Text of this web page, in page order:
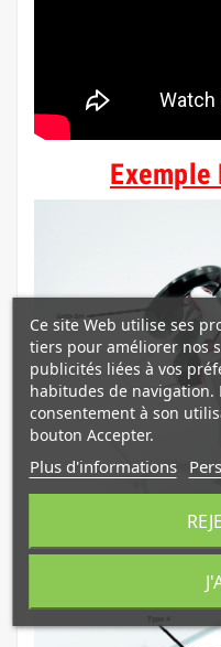
Exemple
Ce site Web utilise ses
tiers pour améliorer nos
publicités liées à vos
habitudes de navigation.
consentement à son
bouton Accepter.
Plus d'informations